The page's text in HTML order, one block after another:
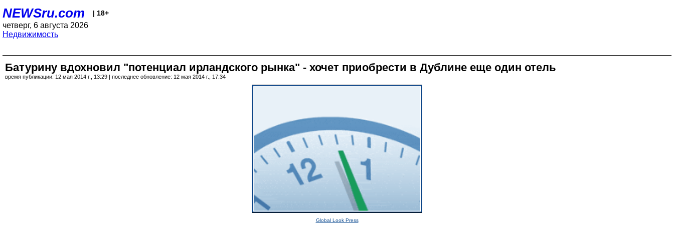
NEWSru.com | 18+
четверг, 6 августа 2026
Недвижимость
Батурину вдохновил "потенциал ирландского рынка" - хочет приобрести в Дублине еще один отель
время публикации: 12 мая 2014 г., 13:29 | последнее обновление: 12 мая 2014 г., 17:34
Global Look Press